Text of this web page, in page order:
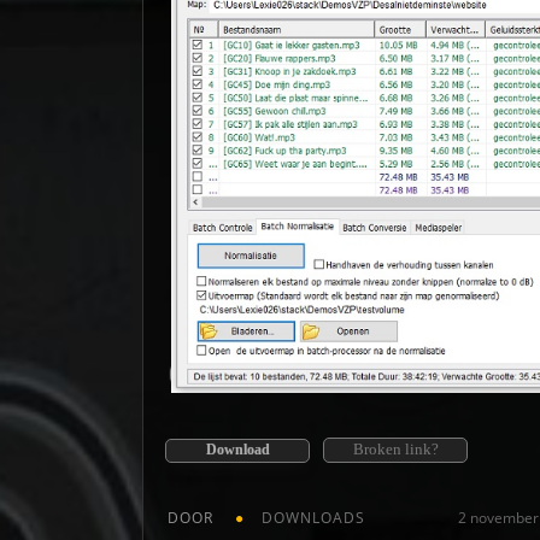
Download Broken link?
2
DOOR DOWNLOADS